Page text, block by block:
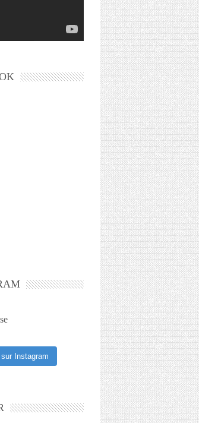
Instagram